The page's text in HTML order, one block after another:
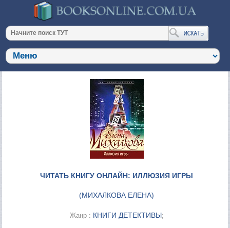
ЧИТАТЬ КНИГУ ОНЛАЙН: ИЛЛЮЗИЯ ИГРЫ
(МИХАЛКОВА ЕЛЕНА)
Жанр : КНИГИ ДЕТЕКТИВЫ;